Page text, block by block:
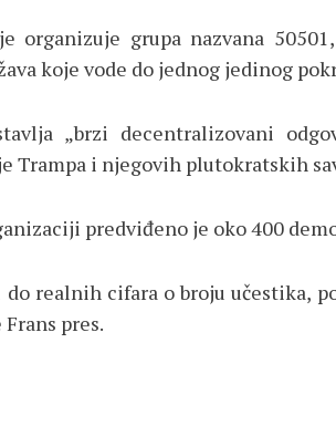
organizuje grupa nazvana
koje vode do jednog jedinog
„brzi decentralizovani
Trampa i njegovih plutokratskih
predviđeno je oko 400
do realnih cifara o broju učestika,
pres.